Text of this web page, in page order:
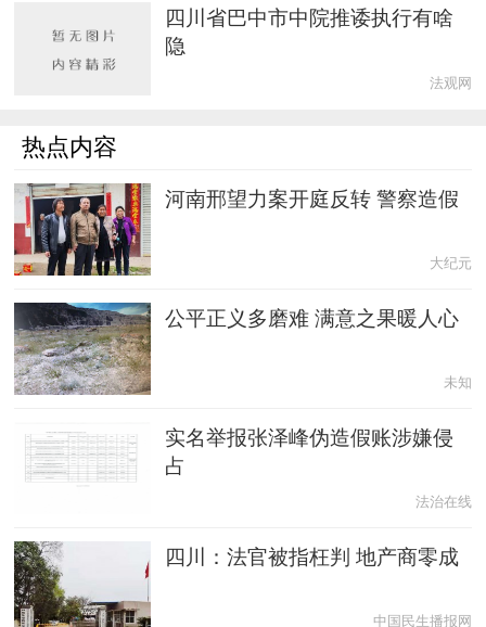
四川省巴中市中院推诿执行有啥
隐
法观网
热点内容
河南邢望力案开庭反转 警察造假
大纪元
公平正义多磨难 满意之果暖人心
未知
实名举报张泽峰伪造假账涉嫌侵
占
法治在线
四川：法官被指枉判 地产商零成
中国民生播报网